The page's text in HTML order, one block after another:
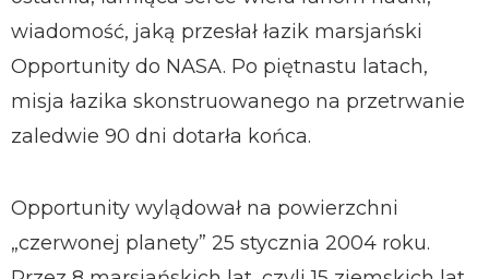
wiadomość, jaką przesłał łazik marsjański
Opportunity do NASA. Po piętnastu latach,
misja łazika skonstruowanego na przetrwanie
zaledwie 90 dni dotarła końca.
Opportunity wylądował na powierzchni
„czerwonej planety” 25 stycznia 2004 roku.